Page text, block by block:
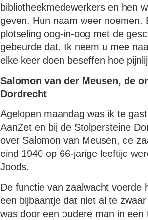
bibliotheekmedewerkers en hen
geven. Hun naam weer noemen.
plotseling oog-in-oog met de
gebeurde dat. Ik neem u mee
elke keer doen beseffen hoe
Salomon van der Meusen, de
Dordrecht
Agelopen maandag was ik te
AanZet en bij de Stolpersteine
over Salomon van Meusen, de
eind 1940 op 66-jarige leeftijd
Joods.
De functie van zaalwacht voerde
een bijbaantje dat niet al te
was door een oudere man in